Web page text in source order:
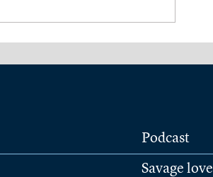
Podcast
Savage love